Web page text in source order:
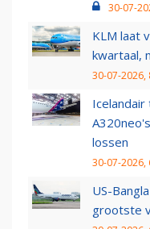
30-07-
KLM laat
kwartaal,
30-07-2026,
lossen
30-07-2026,
US-
grootste